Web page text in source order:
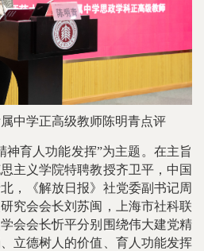
中学正高级教师陈明青点评
育人功能发挥”为主题。在主旨
主义学院特聘教授齐卫平，中国
，《解放日报》社党委副书记周
究会会长刘苏闽，上海市社科联
会会长忻平分别围绕伟大建党精
立德树人的价值、育人功能发挥